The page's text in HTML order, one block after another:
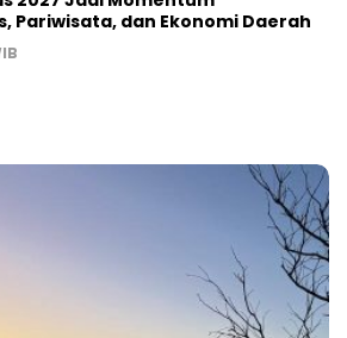
Pariwisata, dan Ekonomi Daerah